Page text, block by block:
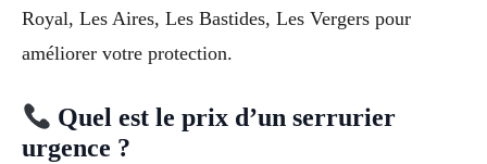
Royal, Les Aires, Les Bastides, Les Vergers pour
améliorer votre protection.
Quel est le prix d’un serrurier
urgence ?